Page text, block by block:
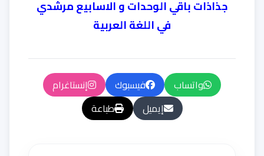
جذاذات باقي الوحدات و الاسابيع مرشدي
في اللغة العربية
واتساب فيسبوك
إنستاغرام
إيميل
طباعة